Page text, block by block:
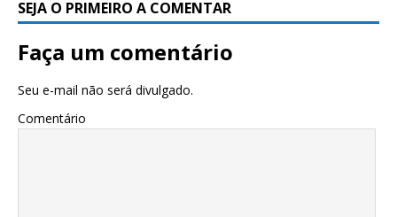
SEJA O PRIMEIRO A COMENTAR
Faça um comentário
Seu e-mail não será divulgado.
Comentário